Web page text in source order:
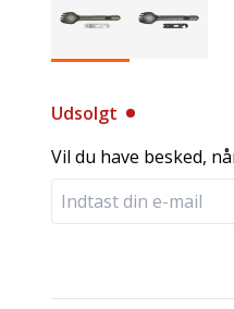
Udsolgt
Vil du have besked,